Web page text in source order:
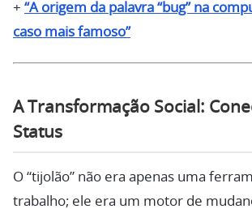
+ “A origem da palavra “bug” na
caso mais famoso”
A Transformação Social:
Status
O “tijolão” não era apenas uma
trabalho; ele era um motor de